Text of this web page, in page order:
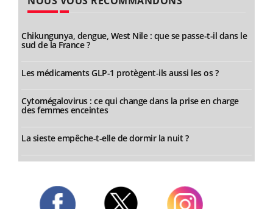
Chikungunya, dengue, West Nile : que se passe-t-il dans le
sud de la France ?
Les médicaments GLP-1 protègent-ils aussi les os ?
Cytomégalovirus : ce qui change dans la prise en charge
des femmes enceintes
La sieste empêche-t-elle de dormir la nuit ?